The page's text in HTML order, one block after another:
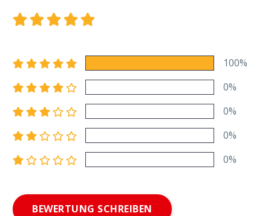
100%
0%
0%
0%
0%
BEWERTUNG SCHREIBEN